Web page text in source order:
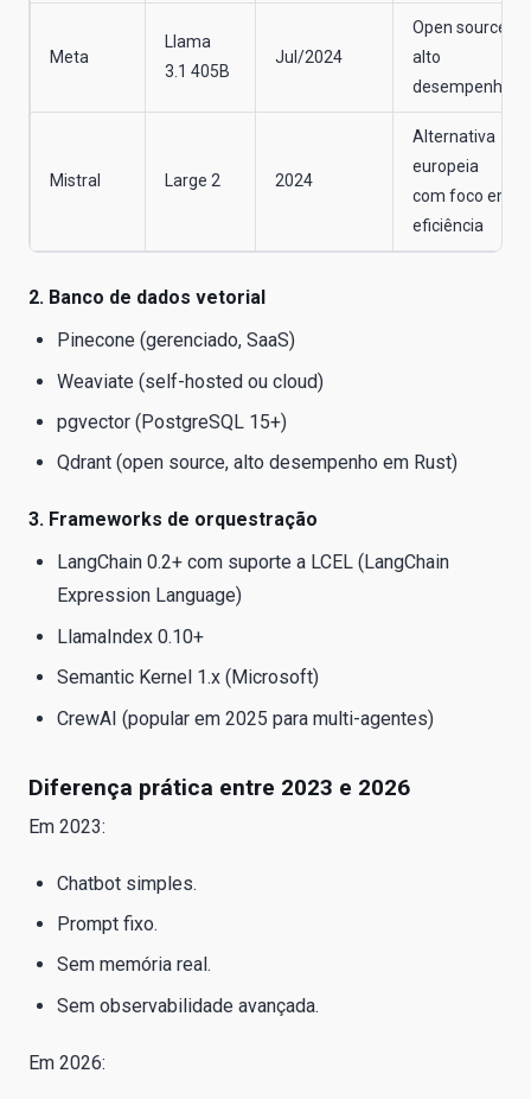
Meta
Llama
3.1 405B
Jul/2024
Open source,
alto
desempenho
Mistral Large 2 2024
Alternativa
europeia
com foco em
eficiência
2. Banco de dados vetorial
Pinecone (gerenciado, SaaS)
Weaviate (self-hosted ou cloud)
pgvector (PostgreSQL 15+)
Qdrant (open source, alto desempenho em Rust)
3. Frameworks de orquestração
LangChain 0.2+ com suporte a LCEL (LangChain
Expression Language)
LlamaIndex 0.10+
Semantic Kernel 1.x (Microsoft)
CrewAI (popular em 2025 para multi-agentes)
Diferença prática entre 2023 e 2026
Em 2023:
Chatbot simples.
Prompt fixo.
Sem memória real.
Sem observabilidade avançada.
Em 2026: